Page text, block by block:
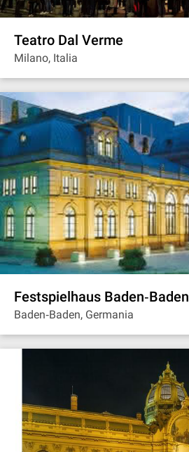
Teatro Dal Verme
Milano, Italia
Festspielhaus Baden‐Baden
Baden‐Baden, Germania